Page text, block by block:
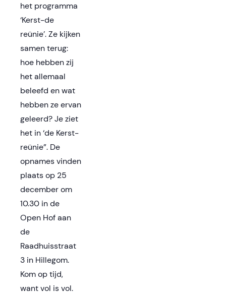
het programma
‘Kerst-de
reünie’. Ze kijken
samen terug:
hoe hebben zij
het allemaal
beleefd en wat
hebben ze ervan
geleerd? Je ziet
het in ‘de Kerst-
reünie”. De
opnames vinden
plaats op 25
december om
10.30 in de
Open Hof aan
de
Raadhuisstraat
3 in Hillegom.
Kom op tijd,
want vol is vol.